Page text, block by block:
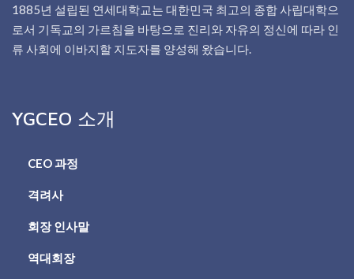
1885년 설립된 연세대학교는 대한민국 최고의 종합 사립대학으
로서 기독교의 가르침을 바탕으로 진리와 자유의 정신에 따라 인
류 사회에 이바지할 지도자를 양성해 왔습니다.
YGCEO 소개
CEO 과정
격려사
회장 인사말
역대회장